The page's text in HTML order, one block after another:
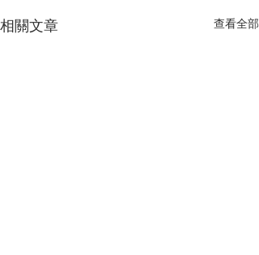
相關文章 查看全部